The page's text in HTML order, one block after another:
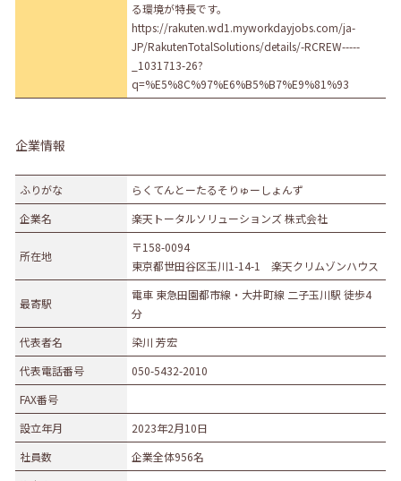
る環境が特長です。
https://rakuten.wd1.myworkdayjobs.com/ja-
JP/RakutenTotalSolutions/details/-RCREW-----
_1031713-26?
q=%E5%8C%97%E6%B5%B7%E9%81%93
企業情報
ふりがな
らくてんとーたるそりゅーしょんず
企業名
楽天トータルソリューションズ 株式会社
所在地
〒158-0094
東京都世田谷区玉川1-14-1 楽天クリムゾンハウス
最寄駅
電車 東急田園都市線・大井町線 二子玉川駅 徒歩4
分
代表者名
染川 芳宏
代表電話番号
050-5432-2010
FAX番号
設立年月
2023年2月10日
社員数
企業全体956名